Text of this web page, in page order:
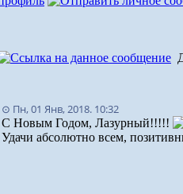
⊙ Пн, 01 Янв, 2018. 10:32
С Новым Годом, Лазурный!!!!!
Удачи абсолютно всем,